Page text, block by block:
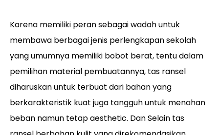
Karena memiliki peran sebagai wadah untuk
membawa berbagai jenis perlengkapan sekolah
yang umumnya memiliki bobot berat, tentu dalam
pemilihan material pembuatannya, tas ransel
diharuskan untuk terbuat dari bahan yang
berkarakteristik kuat juga tangguh untuk menahan
beban namun tetap aesthetic. Dan Selain tas